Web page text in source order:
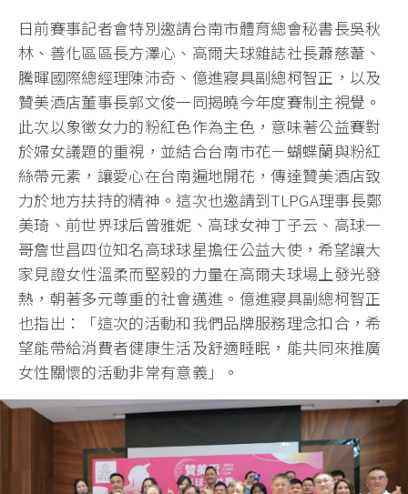
日前賽事記者會特別邀請台南市體育總會秘書長吳秋
林、善化區區長方澤心、高爾夫球雜誌社長蕭慈葦、
騰暉國際總經理陳沛奇、億進寢具副總柯智正，以及
贊美酒店董事長郭文俊一同揭曉今年度賽制主視覺。
此次以象徵女力的粉紅色作為主色，意味著公益賽對
於婦女議題的重視，並結合台南市花－蝴蝶蘭與粉紅
絲帶元素，讓愛心在台南遍地開花，傳達贊美酒店致
力於地方扶持的精神。這次也邀請到TLPGA理事長鄭
美琦、前世界球后曾雅妮、高球女神丁子云、高球一
哥詹世昌四位知名高球球星擔任公益大使，希望讓大
家見證女性溫柔而堅毅的力量在高爾夫球場上發光發
熱，朝著多元尊重的社會邁進。億進寢具副總柯智正
也指出：「這次的活動和我們品牌服務理念扣合，希
望能帶給消費者健康生活及舒適睡眠，能共同來推廣
女性關懷的活動非常有意義」。